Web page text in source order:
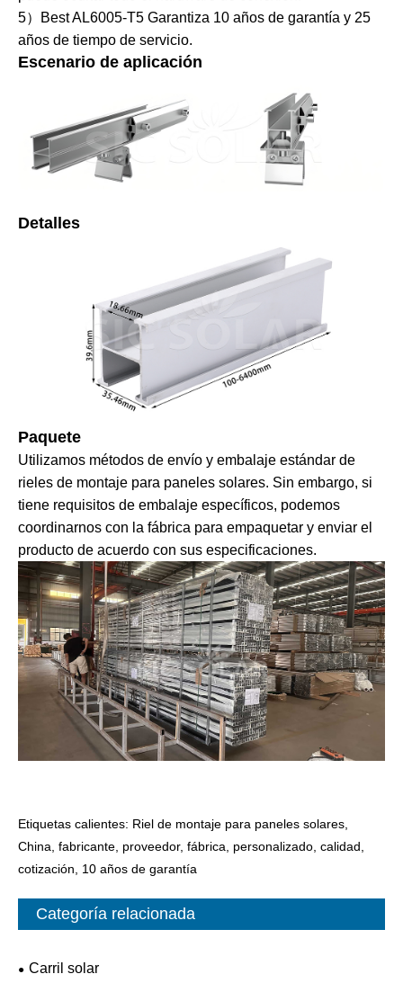
5）Best AL6005-T5 Garantiza 10 años de garantía y 25
años de tiempo de servicio.
Escenario de aplicación
Detalles
Paquete
Utilizamos métodos de envío y embalaje estándar de
rieles de montaje para paneles solares. Sin embargo, si
tiene requisitos de embalaje específicos, podemos
coordinarnos con la fábrica para empaquetar y enviar el
producto de acuerdo con sus especificaciones.
Etiquetas calientes: Riel de montaje para paneles solares,
China, fabricante, proveedor, fábrica, personalizado, calidad,
cotización, 10 años de garantía
Categoría relacionada
Carril solar